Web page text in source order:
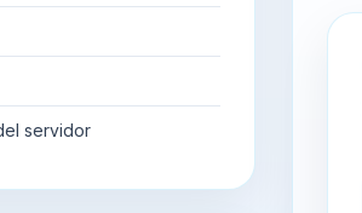
servidor